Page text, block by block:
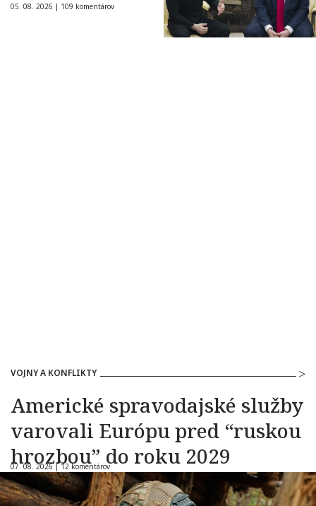
05. 08. 2026 | 109 komentárov
VOJNY A KONFLIKTY
Americké spravodajské služby
varovali Európu pred “ruskou
hrozbou” do roku 2029
07. 08. 2026 |12 komentárov